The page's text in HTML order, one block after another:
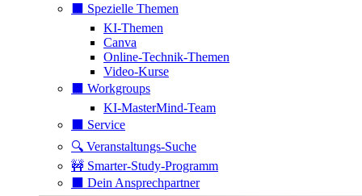
⬛️ Spezielle Themen
KI-Themen
Canva
Online-Technik-Themen
Video-Kurse
⬛️ Workgroups
KI-MasterMind-Team
⬛️ Service
🔍 Veranstaltungs-Suche
🚧 Smarter-Study-Programm
⬛️ Dein Ansprechpartner